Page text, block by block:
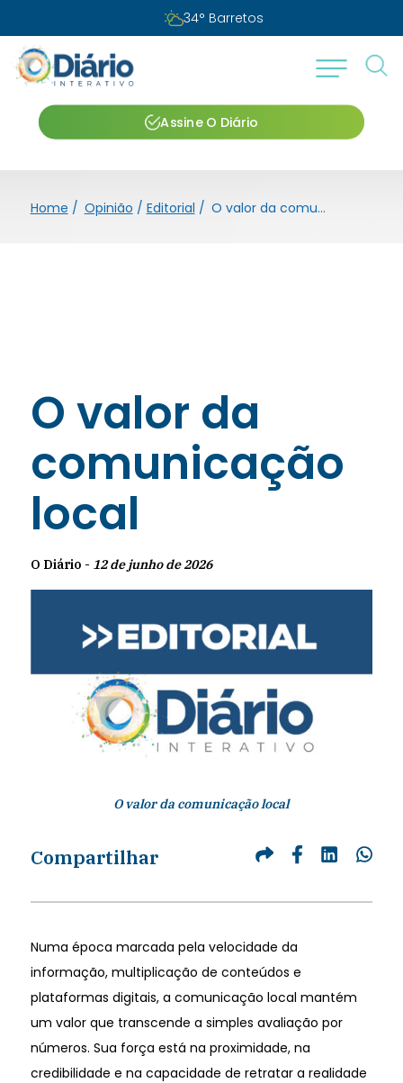
34° Barretos
Assine O Diário
Home / Opinião / Editorial / O valor da comunicação local
O valor da
comunicação
local
O Diário - 12 de junho de 2026
O valor da comunicação local
Compartilhar
Numa época marcada pela velocidade da
informação, multiplicação de conteúdos e
plataformas digitais, a comunicação local mantém
um valor que transcende a simples avaliação por
números. Sua força está na proximidade, na
credibilidade e na capacidade de retratar a realidade